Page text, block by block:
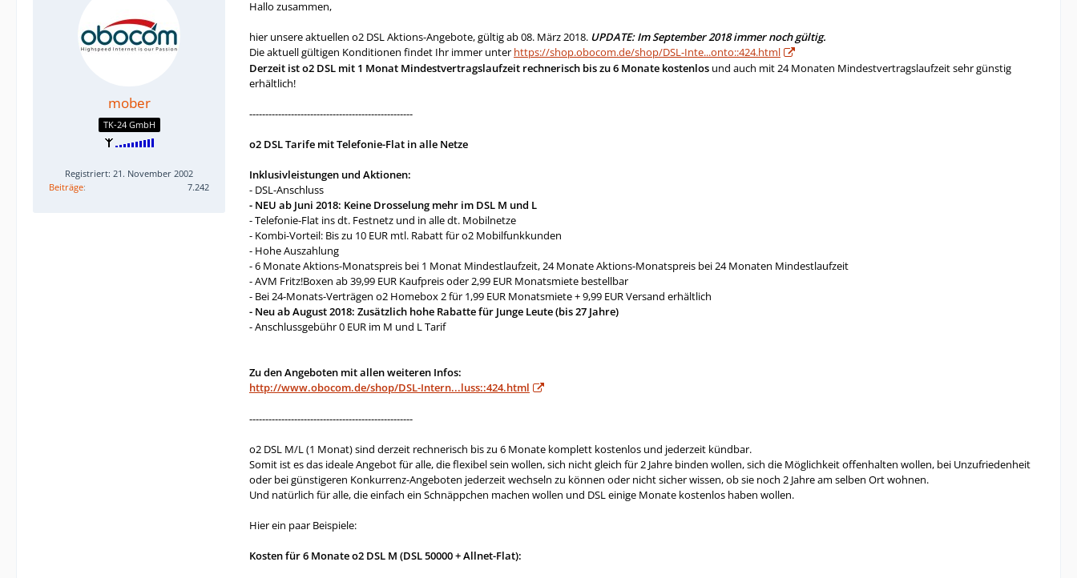
mober
TK-24 GmbH
Registriert: 21. November 2002
Beiträge
7.242
Hallo zusammen,
hier unsere aktuellen o2 DSL Aktions-Angebote, gültig ab 08. März 2018. UPDATE: Im September 2018 immer noch gültig.
Die aktuell gültigen Konditionen findet Ihr immer unter https://shop.obocom.de/shop/DSL-Inte...onto::424.html
Derzeit ist o2 DSL mit 1 Monat Mindestvertragslaufzeit rechnerisch bis zu 6 Monate kostenlos und auch mit 24 Monaten Mindestvertragslaufzeit sehr günstig
erhältlich!
---------------------------------------------------
o2 DSL Tarife mit Telefonie-Flat in alle Netze
Inklusivleistungen und Aktionen:
- DSL-Anschluss
- NEU ab Juni 2018: Keine Drosselung mehr im DSL M und L
- Telefonie-Flat ins dt. Festnetz und in alle dt. Mobilnetze
- Kombi-Vorteil: Bis zu 10 EUR mtl. Rabatt für o2 Mobilfunkkunden
- Hohe Auszahlung
- 6 Monate Aktions-Monatspreis bei 1 Monat Mindestlaufzeit, 24 Monate Aktions-Monatspreis bei 24 Monaten Mindestlaufzeit
- AVM Fritz!Boxen ab 39,99 EUR Kaufpreis oder 2,99 EUR Monatsmiete bestellbar
- Bei 24-Monats-Verträgen o2 Homebox 2 für 1,99 EUR Monatsmiete + 9,99 EUR Versand erhältlich
- Neu ab August 2018: Zusätzlich hohe Rabatte für Junge Leute (bis 27 Jahre)
- Anschlussgebühr 0 EUR im M und L Tarif
Zu den Angeboten mit allen weiteren Infos:
http://www.obocom.de/shop/DSL-Intern...luss::424.html
---------------------------------------------------
o2 DSL M/L (1 Monat) sind derzeit rechnerisch bis zu 6 Monate komplett kostenlos und jederzeit kündbar.
Somit ist es das ideale Angebot für alle, die flexibel sein wollen, sich nicht gleich für 2 Jahre binden wollen, sich die Möglichkeit offenhalten wollen, bei Unzufriedenheit
oder bei günstigeren Konkurrenz-Angeboten jederzeit wechseln zu können oder nicht sicher wissen, ob sie noch 2 Jahre am selben Ort wohnen.
Und natürlich für alle, die einfach ein Schnäppchen machen wollen und DSL einige Monate kostenlos haben wollen.
Hier ein paar Beispiele:
Kosten für 6 Monate o2 DSL M (DSL 50000 + Allnet-Flat):